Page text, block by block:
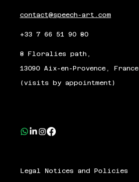
contact@speech-art.com
+33 7 66 51 90 80
8 Floralies path,
13090 Aix-en-Provence, France
(visits by appointment)
Legal Notices and Policies